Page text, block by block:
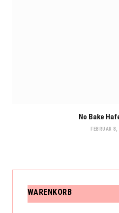
No Bake
FEBRUAR 8,
WARENKORB